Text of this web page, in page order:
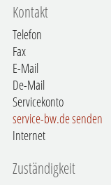
Kontakt
Telefon
Fax
E-Mail
De-Mail
Servicekonto
service-bw.de senden
Internet
Zuständigkeit